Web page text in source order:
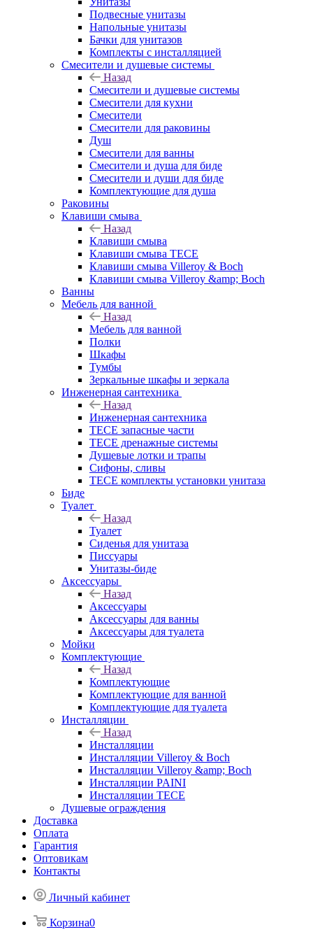
Подвесные унитазы
Напольные унитазы
Бачки для унитазов
Комплекты с инсталляцией
Смесители и душевые системы
Назад
Смесители и душевые системы
Смесители для кухни
Смесители
Смесители для раковины
Душ
Смесители для ванны
Смесители и душа для биде
Смесители и души для биде
Комплектующие для душа
Раковины
Клавиши смыва
Назад
Клавиши смыва
Клавиши смыва TECE
Клавиши смыва Villeroy & Boch
Клавиши смыва Villeroy &amp; Boch
Ванны
Мебель для ванной
Назад
Мебель для ванной
Полки
Шкафы
Тумбы
Зеркальные шкафы и зеркала
Инженерная сантехника
Назад
Инженерная сантехника
TECE запасные части
TECE дренажные системы
Душевые лотки и трапы
Сифоны, сливы
TECE комплекты установки унитаза
Биде
Туалет
Назад
Туалет
Сиденья для унитаза
Писсуары
Унитазы-биде
Аксессуары
Назад
Аксессуары
Аксессуары для ванны
Аксессуары для туалета
Мойки
Комплектующие
Назад
Комплектующие
Комплектующие для ванной
Комплектующие для туалета
Инсталляции
Назад
Инсталляции
Инсталляции Villeroy & Boch
Инсталляции Villeroy &amp; Boch
Инсталляции PAINI
Инсталляции TECE
Душевые ограждения
Доставка
Оплата
Гарантия
Оптовикам
Контакты
Личный кабинет
Корзина0